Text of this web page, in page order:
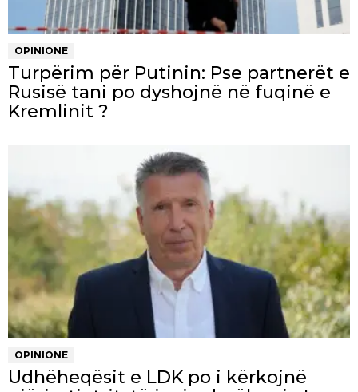
OPINIONE
Turpërim për Putinin: Pse partnerët e
Rusisë tani po dyshojnë në fuqinë e
Kremlinit ?
OPINIONE
Udhëheqësit e LDK po i kërkojnë